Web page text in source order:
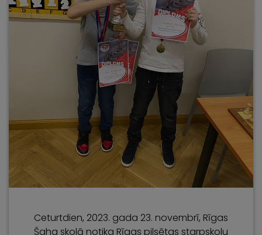
Ceturtdien, 2023. gada 23. novembrī, Rīgas
Šaha skolā notika Rīgas pilsētas starpskolu